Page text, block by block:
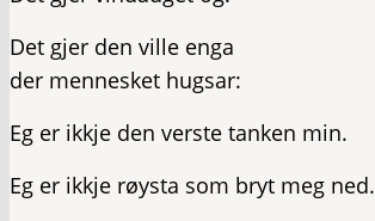
Det gjer den ville enga
der mennesket hugsar:
Eg er ikkje den verste tanken min.
Eg er ikkje røysta som bryt meg ned.